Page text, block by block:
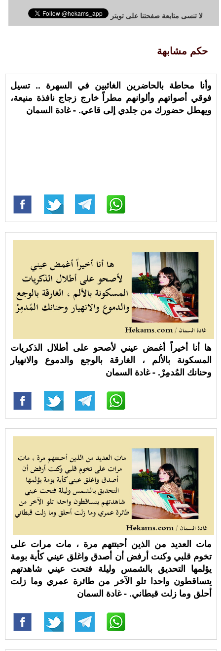
لا تنسى متابعة صفحتنا على تويتر
حكم مشابهة
وأنا محاطة بالحاضرين الغائبين في السهرة .. تسيل
فوقي أصواتهم وألوانهم مطراً خارج زجاج نافذة منيعة،
ويهطل حضورك من جلدي إلى قاعي. - غادة السمان
ها أنا أخيراً أغمض عيني لأصحو على أطلال الذكريات
المسكونة بالألم ، الغارقة بالوجع والدموع والانهيار
وحنانك المُدمِرْ. - غادة السمان
مات العديد من الذين أحبتتهم مرة ، مات مرات على
تخوم قلبي وكنت أرفض أن أصدق واغلق عيني كأية بومة
يؤلمها التحديق بالشمس وليلة فتحت عيني شاهدتهم
يتساقطون واحدا تلو الآخر من طائرة عمري وما زلت
أحلق وما زلت قبطاني. - غادة السمان